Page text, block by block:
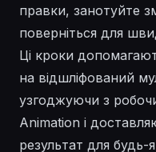
правки, занотуйте
поверніться для
Ці кроки
на відшліфований
узгоджуючи з
Animation і
результат для будь-